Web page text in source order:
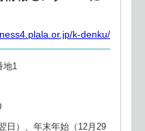
k-denku/
1
日）、年末年始（12月29